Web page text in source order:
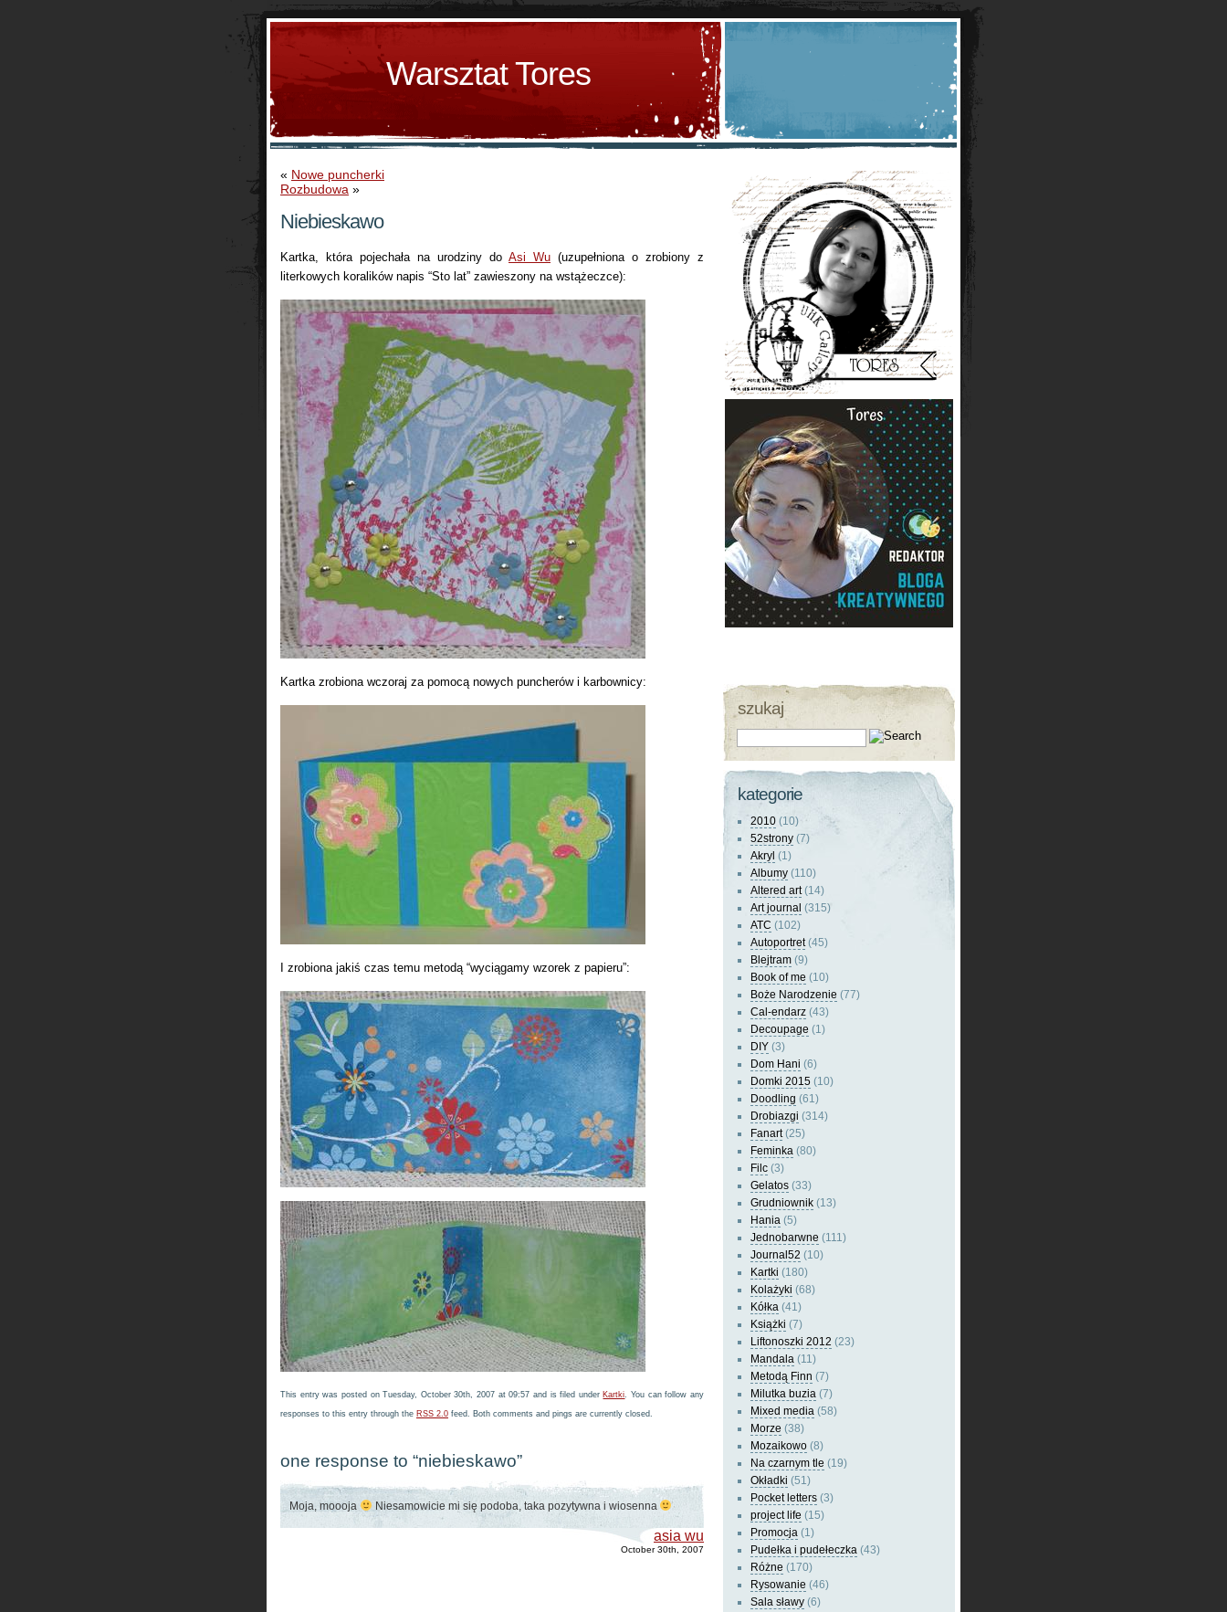
Warsztat Tores
« Nowe puncherki
Rozbudowa »
Niebieskawo
Kartka, która pojechała na urodziny do Asi Wu (uzupełniona o zrobiony z
literkowych koralików napis “Sto lat” zawieszony na wstążeczce):
Kartka zrobiona wczoraj za pomocą nowych puncherów i karbownicy:
I zrobiona jakiś czas temu metodą “wyciągamy wzorek z papieru”:
This entry was posted on Tuesday, October 30th, 2007 at 09:57 and is filed under Kartki. You can follow any
responses to this entry through the RSS 2.0 feed. Both comments and pings are currently closed.
one response to “niebieskawo”
Moja, moooja Niesamowicie mi się podoba, taka pozytywna i wiosenna
asia wu
October 30th, 2007
szukaj
kategorie
2010 (10)
52strony (7)
Akryl (1)
Albumy (110)
Altered art(14)
Art journal (315)
ATC (102)
Autoportret(45)
Blejtram (9)
Book of me (10)
Boże Narodzenie (77)
Cal-endarz (43)
Decoupage (1)
DIY (3)
Dom Hani (6)
Domki 2015 (10)
Doodling (61)
Drobiazgi (314)
Fanart(25)
Feminka (80)
Filc (3)
Gelatos (33)
Grudniownik (13)
Hania (5)
Jednobarwne (111)
Journal52 (10)
Kartki (180)
Kolażyki (68)
Kółka (41)
Książki (7)
Liftonoszki 2012 (23)
Mandala (11)
Metodą Finn (7)
Milutka buzia (7)
Mixed media (58)
Morze (38)
Mozaikowo (8)
Na czarnym tle (19)
Okładki (51)
Pocket letters (3)
project life (15)
Promocja (1)
Pudełka i pudełeczka (43)
Różne (170)
Rysowanie (46)
Sala sławy (6)